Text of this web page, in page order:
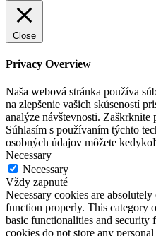
Close
Privacy Overview
Naša webová stránka používa
na zlepšenie vašich skúseností
analýze návštevnosti.
Súhlasím s používaním týchto
osobných údajov môžete
Necessary
Necessary
Vždy zapnuté
Necessary cookies are
function properly. This category
basic functionalities and security
cookies do not store any